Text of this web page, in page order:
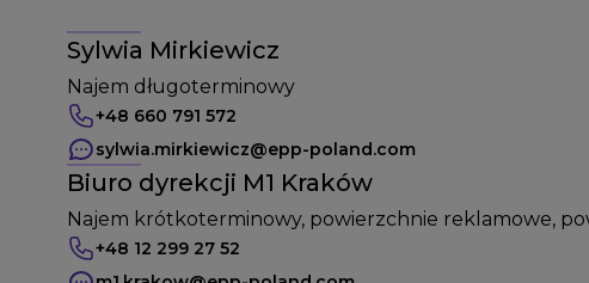
Sylwia Mirkiewicz
Najem długoterminowy
+48 660 791 572
sylwia.mirkiewicz@epp-poland.com
Biuro dyrekcji M1 Kraków
Najem krótkoterminowy, powierzchnie reklamowe,
+48 12 299 27 52